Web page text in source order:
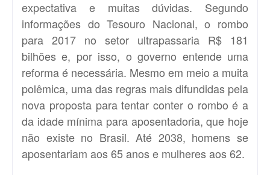
expectativa e muitas dúvidas. Segundo
informações do Tesouro Nacional, o rombo
para 2017 no setor ultrapassaria R$ 181
bilhões e, por isso, o governo entende uma
reforma é necessária. Mesmo em meio a muita
polêmica, uma das regras mais difundidas pela
nova proposta para tentar conter o rombo é a
da idade mínima para aposentadoria, que hoje
não existe no Brasil. Até 2038, homens se
aposentariam aos 65 anos e mulheres aos 62.